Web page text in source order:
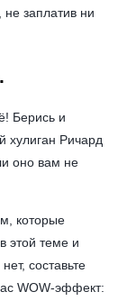
не заплатив ни
Берись и
хулиган Ричард
оно вам не
которые
этой теме и
составьте
WOW-эффект: